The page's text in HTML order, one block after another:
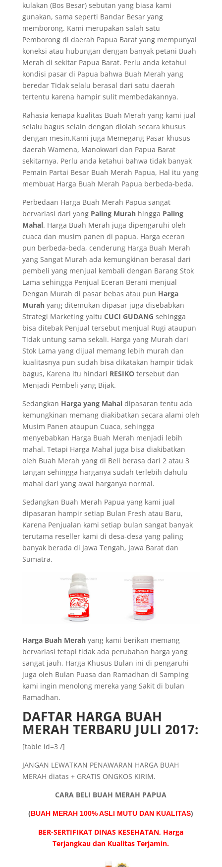
kulakan (Bos Besar) sebutan yang biasa kami
gunakan, sama seperti Bandar Besar yang
memborong. Kami merupakan salah satu
Pemborong di daerah Papua Barat yang mempunyai
koneksi atau hubungan dengan banyak petani Buah
Merah di sekitar Papua Barat. Perlu anda ketahui
kondisi pasar di Papua bahwa Buah Merah yang
beredar Tidak selalu berasal dari satu daerah
tertentu karena hampir sulit membedakannya.
Rahasia kenapa kualitas Buah Merah yang kami jual
selalu bagus selain dengan diolah secara khusus
dengan mesin,Kami juga Memegang Pasar khusus
daerah Wamena, Manokwari dan Papua Barat
sekitarnya. Perlu anda ketahui bahwa tidak banyak
Pemain Partai Besar Buah Merah Papua, Hal itu yang
membuat Harga Buah Merah Papua berbeda-beda.
Perbedaan Harga Buah Merah Papua sangat
bervariasi dari yang Paling Murahhingga Paling
Mahal. Harga Buah Merah juga dipengaruhi oleh
cuaca dan musim panen di papua. Harga eceran
pun berbeda-beda, cenderung Harga Buah Merah
yang Sangat Murah ada kemungkinan berasal dari
pembeli yang menjual kembali dengan Barang Stok
Lama sehingga Penjual Eceran Berani menjual
Dengan Murah di pasar bebas atau pun Harga
Murahyang ditemukan dipasar juga disebabkan
Strategi Marketing yaitu CUCI GUDANG sehingga
bisa ditebak Penjual tersebut menjual Rugi ataupun
Tidak untung sama sekali. Harga yang Murah dari
Stok Lama yang dijual memang lebih murah dan
kualitasnya pun sudah bisa dikatakan hampir tidak
bagus, Karena itu hindari RESIKOtersebut dan
Menjadi Pembeli yang Bijak.
Sedangkan Harga yang Mahaldipasaran tentu ada
kemungkinan memang diakibatkan secara alami oleh
Musim Panen ataupun Cuaca, sehingga
menyebabkan Harga Buah Merah menjadi lebih
mahal. Tetapi Harga Mahal juga bisa diakibatkan
oleh Buah Merah yang di Beli berasa dari 2 atau 3
tangan sehingga harganya sudah terlebih dahulu
mahal dari yang awal harganya normal.
Sedangkan Buah Merah Papua yang kami jual
dipasaran hampir setiap Bulan Fresh atau Baru,
Karena Penjualan kami setiap bulan sangat banyak
terutama reseller kami di desa-desa yang paling
banyak berada di Jawa Tengah, Jawa Barat dan
Sumatra.
Harga Buah Merahyang kami berikan memang
bervariasi tetapi tidak ada perubahan harga yang
sangat jauh, Harga Khusus Bulan ini di pengaruhi
juga oleh Bulan Puasa dan Ramadhan di Samping
kami ingin menolong mereka yang Sakit di bulan
Ramadhan.
DAFTAR HARGA BUAH
MERAH TERBARU JULI 2017:
[table id=3 /]
JANGAN LEWATKAN PENAWARAN HARGA BUAH
MERAH diatas + GRATIS ONGKOS KIRIM.
CARA BELI BUAH MERAH PAPUA
(BUAH MERAH 100% ASLI MUTU DAN KUALITAS)
BER-SERTIFIKAT DINAS KESEHATAN, Harga
Terjangkau dan Kualitas Terjamin.